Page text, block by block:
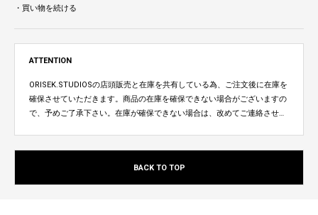
・買い物を続ける
ATTENTION
ORISEK.STUDIOSの店頭販売と在庫を共有している為、ご注文後に在庫を
確保させていただきます。商品の在庫を確保できない場合がございますの
で、予めご了承下さい。在庫が確保できない場合は、改めてご連絡させて
BACK TO TOP